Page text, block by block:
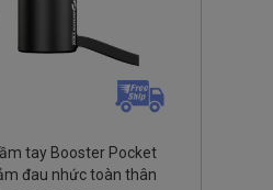
tay Booster Pocket
đau nhức toàn thân